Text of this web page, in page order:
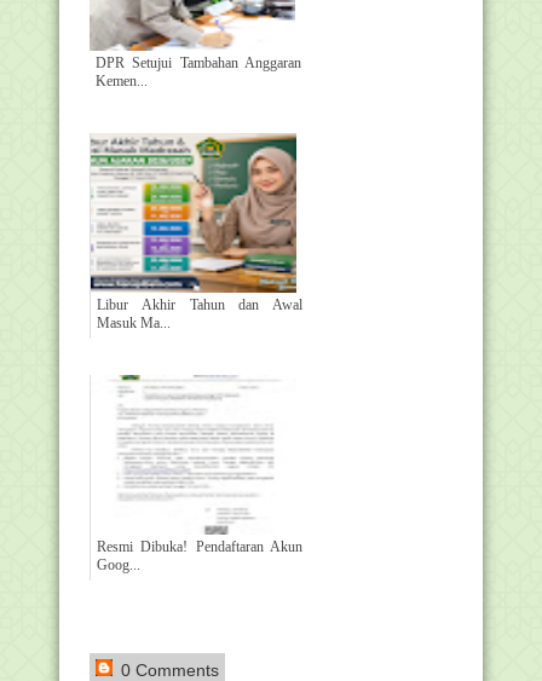
DPR Setujui Tambahan Anggaran
Kemen...
Libur Akhir Tahun dan Awal
Masuk Ma...
Resmi Dibuka! Pendaftaran Akun
Goog...
0 Comments